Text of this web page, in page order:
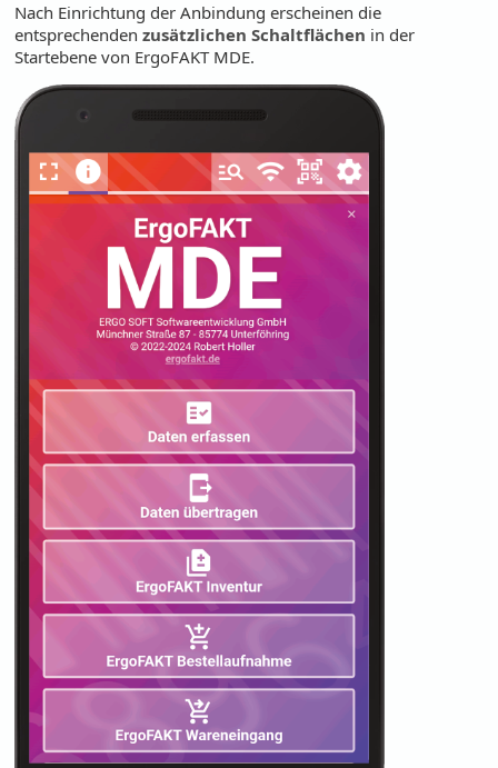
Nach Einrichtung der Anbindung erscheinen die
entsprechendenzusätzlichen Schaltflächen in der
Startebene von ErgoFAKT MDE.